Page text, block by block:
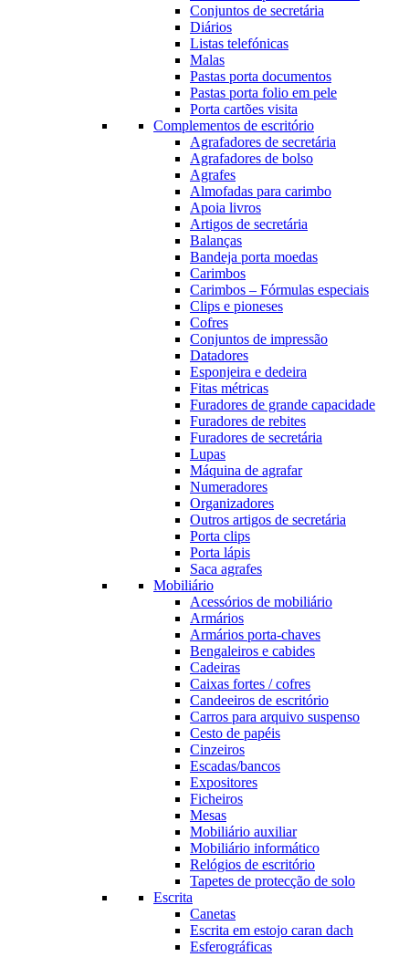
Conjuntos de secretária
Diários
Listas telefónicas
Malas
Pastas porta documentos
Pastas porta folio em pele
Porta cartões visita
Complementos de escritório
Agrafadores de secretária
Agrafadores de bolso
Agrafes
Almofadas para carimbo
Apoia livros
Artigos de secretária
Balanças
Bandeja porta moedas
Carimbos
Carimbos – Fórmulas especiais
Clips e pioneses
Cofres
Conjuntos de impressão
Datadores
Esponjeira e dedeira
Fitas métricas
Furadores de grande capacidade
Furadores de rebites
Furadores de secretária
Lupas
Máquina de agrafar
Numeradores
Organizadores
Outros artigos de secretária
Porta clips
Porta lápis
Saca agrafes
Mobiliário
Acessórios de mobiliário
Armários
Armários porta-chaves
Bengaleiros e cabides
Cadeiras
Caixas fortes / cofres
Candeeiros de escritório
Carros para arquivo suspenso
Cesto de papéis
Cinzeiros
Escadas/bancos
Expositores
Ficheiros
Mesas
Mobiliário auxiliar
Mobiliário informático
Relógios de escritório
Tapetes de protecção de solo
Escrita
Canetas
Escrita em estojo caran dach
Esferográficas